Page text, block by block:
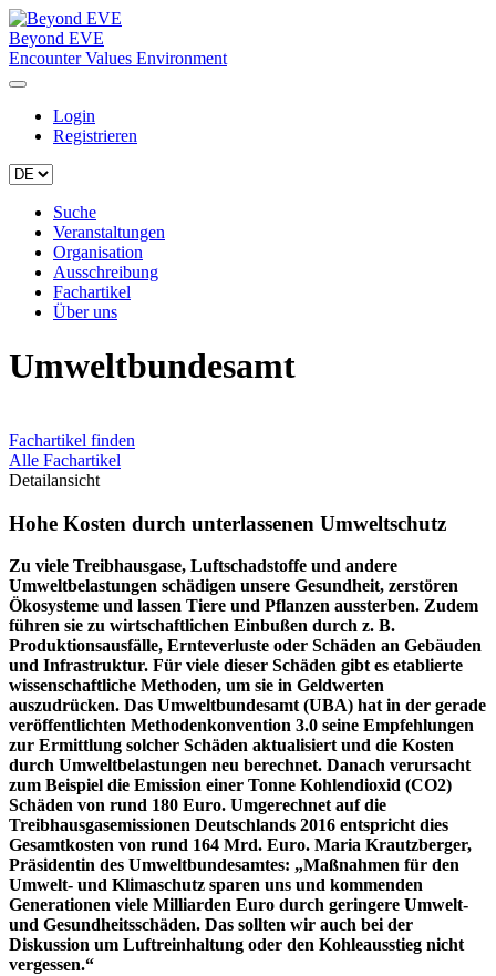
Beyond EVE
Encounter Values Environment
Login
Registrieren
Suche
Veranstaltungen
Organisation
Ausschreibung
Fachartikel
Über uns
Umweltbundesamt
Fachartikel finden
Alle Fachartikel
Detailansicht
Hohe Kosten durch unterlassenen Umweltschutz
Zu viele Treibhausgase, Luftschadstoffe und andere
Umweltbelastungen schädigen unsere Gesundheit, zerstören
Ökosysteme und lassen Tiere und Pflanzen aussterben. Zudem
führen sie zu wirtschaftlichen Einbußen durch z. B.
Produktionsausfälle, Ernteverluste oder Schäden an Gebäuden
und Infrastruktur. Für viele dieser Schäden gibt es etablierte
wissenschaftliche Methoden, um sie in Geldwerten
auszudrücken. Das Umweltbundesamt (UBA) hat in der gerade
veröffentlichten Methodenkonvention 3.0 seine Empfehlungen
zur Ermittlung solcher Schäden aktualisiert und die Kosten
durch Umweltbelastungen neu berechnet. Danach verursacht
zum Beispiel die Emission einer Tonne Kohlendioxid (CO2)
Schäden von rund 180 Euro. Umgerechnet auf die
Treibhausgasemissionen Deutschlands 2016 entspricht dies
Gesamtkosten von rund 164 Mrd. Euro. Maria Krautzberger,
Präsidentin des Umweltbundesamtes: „Maßnahmen für den
Umwelt- und Klimaschutz sparen uns und kommenden
Generationen viele Milliarden Euro durch geringere Umwelt-
und Gesundheitsschäden. Das sollten wir auch bei der
Diskussion um Luftreinhaltung oder den Kohleausstieg nicht
vergessen.“